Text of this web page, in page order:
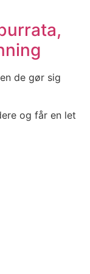
de gør sig
og får en let